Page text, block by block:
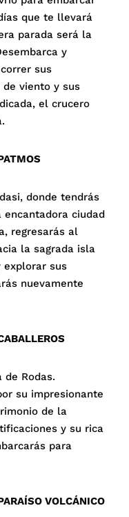
que te llevará
parada será la
y
sus
viento y sus
el crucero
donde tendrás
ciudad
regresarás al
la sagrada isla
explorar sus
nuevamente
Rodas.
su impresionante
de la
y su rica
para
VOLCÁNICO